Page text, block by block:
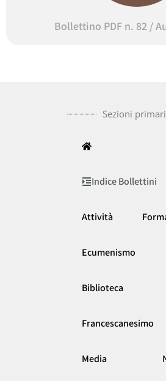
Bollettino PDF n. 82 /
Sezioni
Indice Bollettini
Attività
Ecumenismo
Biblioteca
Francescanesimo
Media